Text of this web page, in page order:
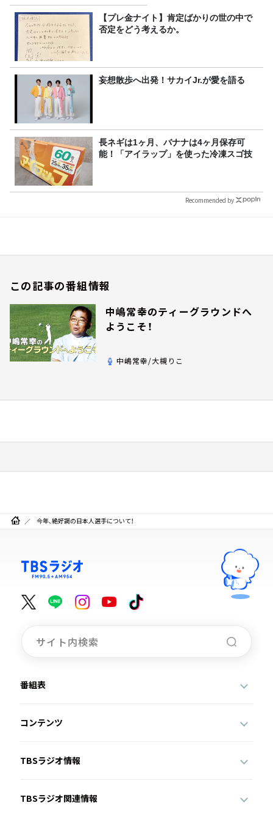
【プレ金ナイト】肯定ばかりの世の中で
否定をどう考えるか。
妄想散歩へ出発！サカイJr.が愛を語る
長ネギは1ヶ月、バナナは4ヶ月保存可
能！「アイラップ」を使った冷凍スゴ技
Recommended by
この記事の番組情報
中嶋常幸のティーグラウンドへ
ようこそ！
中嶋常幸/大槻りこ
今年、絶好調の日本人選手について！
番組表
コンテンツ
TBSラジオ情報
TBSラジオ関連情報